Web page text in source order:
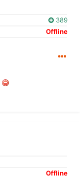
389
Offline
Offline